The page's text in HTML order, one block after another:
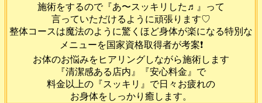
施術をするので『あ〜スッキリした♬』って
言っていただけるように頑張ります♡
整体コースは魔法のように驚くほど身体が楽になる特別な
メニューを国家資格取得者が考案❗️
お体のお悩みをヒアリングしながら施術します
『清潔感ある店内』『安心料金』で
料金以上の『スッキリ』で日々お疲れの
お身体をしっかり癒します。